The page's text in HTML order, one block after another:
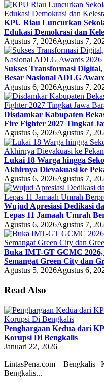
KPU Riau Luncurkan
Edukasi Demokrasi dan
Agustus 7, 2026Agustus 7,
Sukses Transformasi
Besar Nasional ADLG
Agustus 6, 2026Agustus 7,
Disdamkar Kabupaten
Fire Fighter 2027 Tingkat
Agustus 6, 2026Agustus 7,
Lukai 18 Warga hingga
Akhirnya Dievakuasi ke
Agustus 6, 2026Agustus 7,
Wujud Apresiasi Dedikasi
Lepas 11 Jamaah Umrah
Agustus 6, 2026Agustus 7,
Buka IMT-GT GCMC
Semangat Green City dan
Agustus 5, 2026Agustus 6,
Read Also
Penghargaan Kedua dari
Korupsi Di Bengkalis
Januari 22, 2026
LintasPena.com – Bengkalis |
Bengkalis...